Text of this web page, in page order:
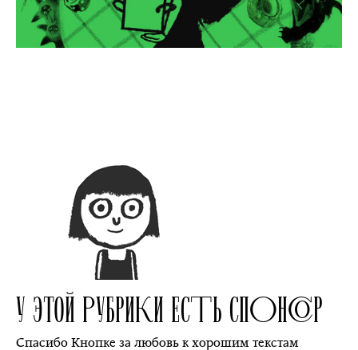
У ЭТОЙ РУБРИКИ ЕСТЬ СПОНСОР
Спасибо Кнопке за любовь к хорошим текстам